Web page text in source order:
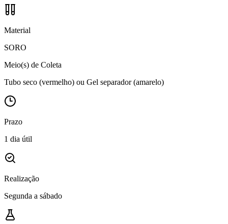
Material
SORO
Meio(s) de Coleta
Tubo seco (vermelho) ou Gel separador (amarelo)
Prazo
1 dia útil
Realização
Segunda a sábado